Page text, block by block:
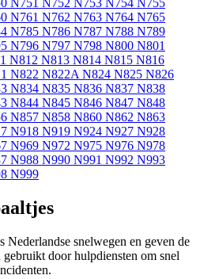
N761 N762 N763 N764 N765
N785 N786 N787 N788 N789
N796 N797 N798 N800 N801
N812 N813 N814 N815 N816
N822 N822A N824 N825 N826
N834 N835 N836 N837 N838
N844 N845 N846 N847 N848
N857 N858 N860 N862 N863
N918 N919 N924 N927 N928
N969 N972 N975 N976 N978
N988 N990 N991 N992 N993
N999
Nederlandse snelwegen en geven de
door hulpdiensten om snel